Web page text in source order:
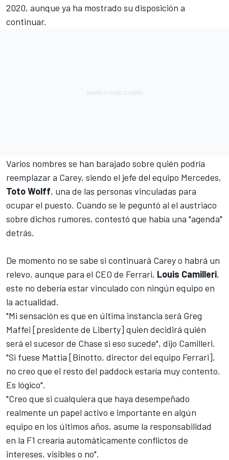
2020, aunque ya ha mostrado su disposición a
continuar.
Varios nombres se han barajado sobre quién podría
reemplazar a Carey, siendo el jefe del equipo Mercedes,
Toto Wolff, una de las personas vinculadas para
ocupar el puesto. Cuando se le peguntó al el austriaco
sobre dichos rumores, contestó que había una "agenda"
detrás.
De momento no se sabe si continuará Carey o habrá un
relevo, aunque para el CEO de Ferrari, Louis Camilleri,
este no debería estar vinculado con ningún equipo en
la actualidad.
"Mi sensación es que en última instancia será Greg
Maffei [presidente de Liberty] quien decidirá quién
será el sucesor de Chase si eso sucede", dijo Camilleri.
"Si fuese Mattia [Binotto, director del equipo Ferrari],
no creo que el resto del paddock estaría muy contento.
Es lógico".
"Creo que si cualquiera que haya desempeñado
realmente un papel activo e importante en algún
equipo en los últimos años, asume la responsabilidad
en la F1 crearía automáticamente conflictos de
intereses, visibles o no".